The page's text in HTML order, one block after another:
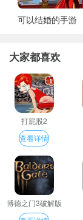
可以结婚的手游
大家都喜欢
打屁股2
查看详情
博德之门3破解版